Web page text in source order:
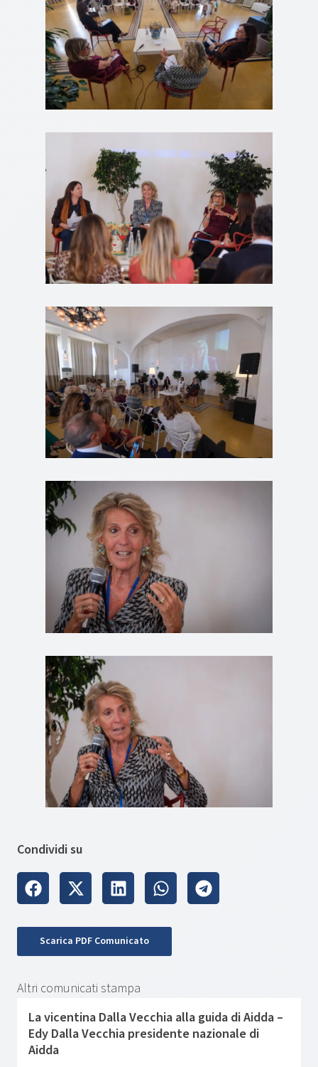
Condividi su
Scarica PDF Comunicato
Altri comunicati stampa
La vicentina Dalla Vecchia alla guida di Aidda –
Edy Dalla Vecchia presidente nazionale di
Aidda